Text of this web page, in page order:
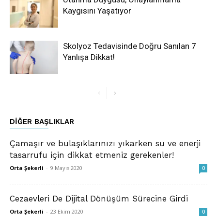
Kaygısını Yaşatıyor
Skolyoz Tedavisinde Doğru Sanılan 7
Yanlışa Dikkat!
DIĞER BAŞLIKLAR
Çamaşır ve bulaşıklarınızı yıkarken su ve enerji
tasarrufu için dikkat etmeniz gerekenler!
Orta Şekerli - 9 Mayıs 2020 0
Cezaevleri De Dijital Dönüşüm Sürecine Girdi
Orta Şekerli - 23 Ekim 2020 0